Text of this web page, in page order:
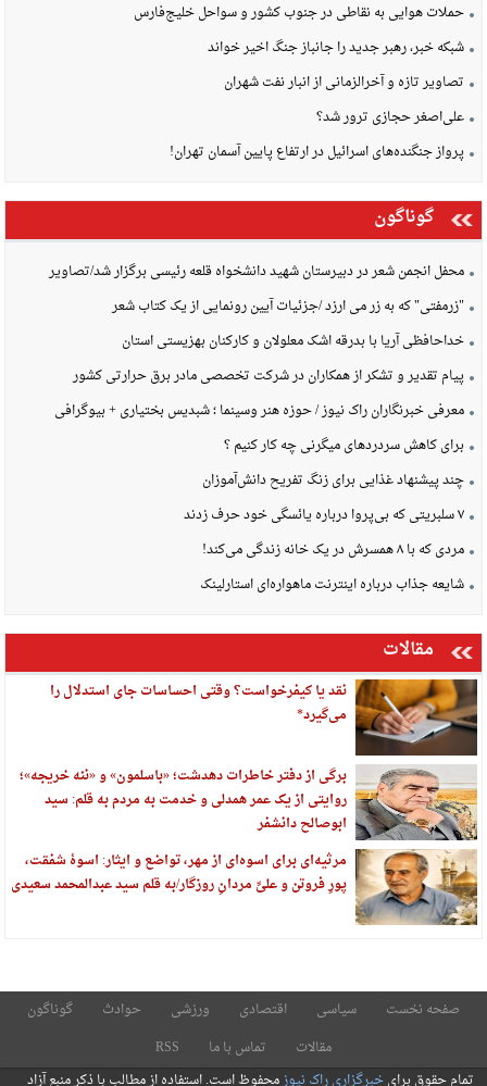
حملات هوایی به نقاطی در جنوب کشور و سواحل خلیج‌فارس
شبکه خبر، رهبر جدید را جانباز جنگ اخیر خواند
تصاویر تازه و آخرالزمانی از انبار نفت شهران
علی‌اصغر حجازی ترور شد؟
پرواز جنگنده‌های اسرائیل در ارتفاع پایین آسمان تهران!
گوناگون
محفل انجمن شعر در دبیرستان شهید دانشخواه قلعه رئیسی برگزار شد/تصاویر
"زرمفتی" که به زر می ارزد /جزئیات آیین رونمایی از یک کتاب شعر
خداحافظی آریا با بدرقه اشک معلولان و کارکنان بهزیستی استان
پیام تقدیر و تشکر از همکاران در شرکت تخصصی مادر برق حرارتی کشور
معرفی خبرنگاران راک نیوز / حوزه هنر وسینما ؛ شبدیس بختیاری + بیوگرافی
برای کاهش سردردهای میگرنی چه کار کنیم ؟
چند پیشنهاد غذایی برای زنگ تفریح دانش‌آموزان
۷ سلبریتی که بی‌پروا درباره یائسگی خود حرف زدند
مردی که با ۸ همسرش در یک خانه زندگی می‌کند!
شایعه جذاب درباره اینترنت ماهواره‌ای استارلینک
مقالات
نقد یا کیفرخواست؟ وقتی احساسات جای استدلال را
می‌گیرد*
برگی از دفتر خاطرات دهدشت؛ «باسلمون» و «ننه خریجه»؛
روایتی از یک عمر همدلی و خدمت به مردم به قلم: سید
ابوصالح دانشفر
مرثیه‌ای برای اسوه‌ای از مهر، تواضع و ایثار: اسوهٔ شفقت،
پورِ فروتن و علیِّ مردانِ روزگار/به قلم سید عبدالمحمد سعیدی
صفحه نخست سیاسی اقتصادی ورزشی حوادث
گوناگون
مقالات
تماس با ما
RSS
تمام حقوق برایخبرگزاری راک نیوزمحفوظ است. استفاده از مطالب با ذکر منبع آزاد